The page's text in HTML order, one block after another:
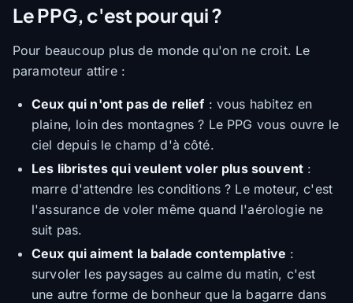
Le PPG, c'est pour qui ?
Pour beaucoup plus de monde qu'on ne croit. Le
paramoteur attire :
Ceux qui n'ont pas de relief : vous habitez en
plaine, loin des montagnes ? Le PPG vous ouvre le
ciel depuis le champ d'à côté.
Les libristes qui veulent voler plus souvent :
marre d'attendre les conditions ? Le moteur, c'est
l'assurance de voler même quand l'aérologie ne
suit pas.
Ceux qui aiment la balade contemplative :
survoler les paysages au calme du matin, c'est
une autre forme de bonheur que la bagarre dans